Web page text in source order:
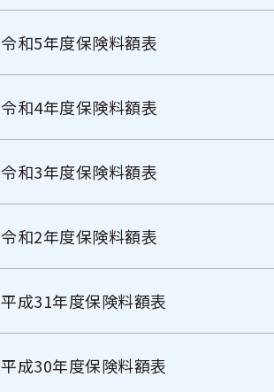
令和5年度保険料額表
令和4年度保険料額表
令和3年度保険料額表
令和2年度保険料額表
平成31年度保険料額表
平成30年度保険料額表